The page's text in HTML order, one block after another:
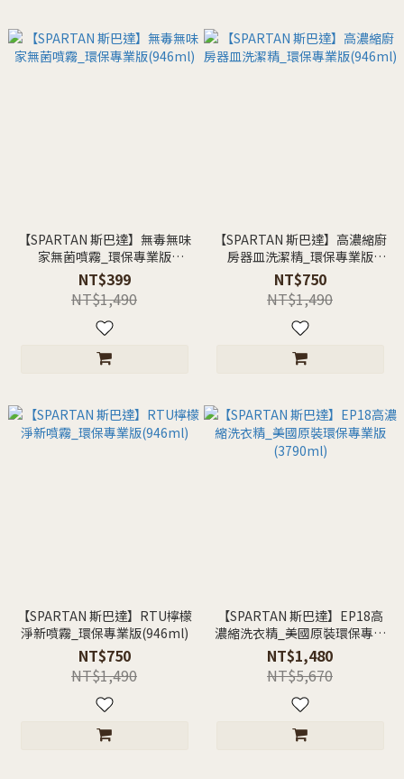
【SPARTAN 斯巴達】無毒無味
家無菌噴霧_環保專業版
(946ml)
NT$399
NT$1,490
【SPARTAN 斯巴達】高濃縮廚
房器皿洗潔精_環保專業版
(946ml)
NT$750
NT$1,490
【SPARTAN 斯巴達】RTU檸檬
淨新噴霧_環保專業版(946ml)
NT$750
NT$1,490
【SPARTAN 斯巴達】EP18高
濃縮洗衣精_美國原裝環保專業
版(3790ml)
NT$1,480
NT$5,670